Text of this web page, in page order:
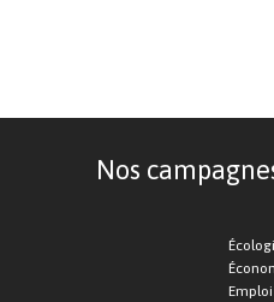
Nos
Emploi